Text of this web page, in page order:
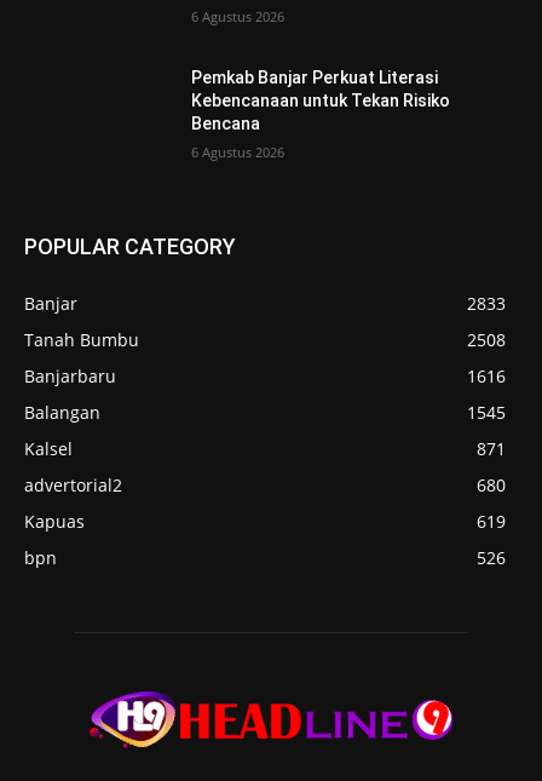
6 Agustus 2026
Pemkab Banjar Perkuat Literasi
Kebencanaan untuk Tekan Risiko
Bencana
6 Agustus 2026
POPULAR CATEGORY
Banjar
2833
Tanah Bumbu
2508
Banjarbaru
1616
Balangan
1545
Kalsel
871
advertorial2
680
Kapuas
619
bpn
526